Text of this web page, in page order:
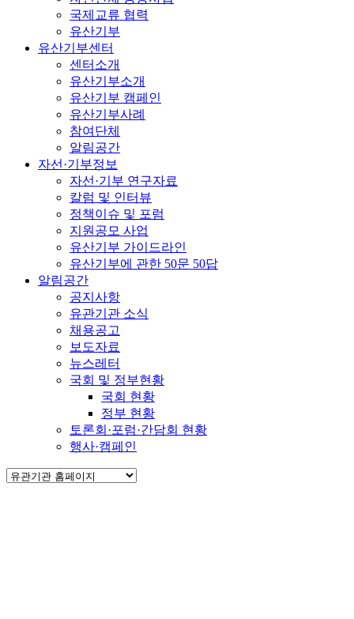
국제교류 협력
유산기부
유산기부센터
센터소개
유산기부소개
유산기부 캠페인
유산기부사례
참여단체
알림공간
자선·기부정보
자선·기부 연구자료
칼럼 및 인터뷰
정책이슈 및 포럼
지원공모 사업
유산기부 가이드라인
유산기부에 관한 50문 50답
알림공간
공지사항
유관기관 소식
채용공고
보도자료
뉴스레터
국회 및 정부현황
국회 현황
정부 현황
토론회·포럼·간담회 현황
행사·캠페인